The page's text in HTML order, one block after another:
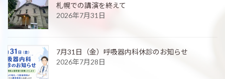
札幌での講演を終えて
2026年7月31日
7月31日（金）呼吸器内科休診のお知らせ
2026年7月28日